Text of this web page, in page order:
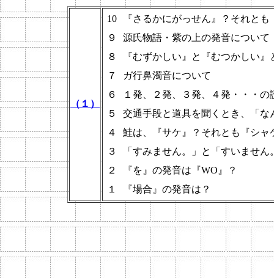
（１）
10
『さるかにがっせん』？それと
９
源氏物語・紫の上の発音について
８
『むずかしい』と『むつかしい
７
ガ行鼻濁音について
６
１発、２発、３発、４発・・・の
５
交通手段と道具を聞くとき、「
４
鮭は、『サケ』？それとも『シャ
３
「すみません。」と「すいませ
２
『を』の発音は『WO』？
１
『場合』の発音は？